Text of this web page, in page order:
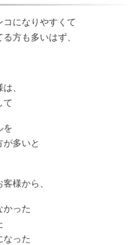
コになりやすくて
方も多いはず、
、
て
を
が多いと
様から、
かった
なった